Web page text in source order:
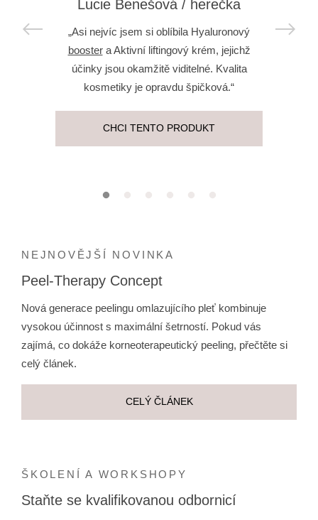
Lucie Benešová / herečka
„Asi nejvíc jsem si oblíbila Hyaluronový
boostera Aktivní liftingový krém, jejichž
účinky jsou okamžitě viditelné. Kvalita
kosmetiky je opravdu špičková.“
CHCI TENTO PRODUKT
NEJNOVĚJŠÍ NOVINKA
Peel-Therapy Concept
Nová generace peelingu omlazujícího pleť kombinuje
vysokou účinnost s maximální šetrností. Pokud vás
zajímá, co dokáže korneoterapeutický peeling, přečtěte si
celý článek.
CELÝ ČLÁNEK
ŠKOLENÍ A WORKSHOPY
Staňte se kvalifikovanou odbornicí